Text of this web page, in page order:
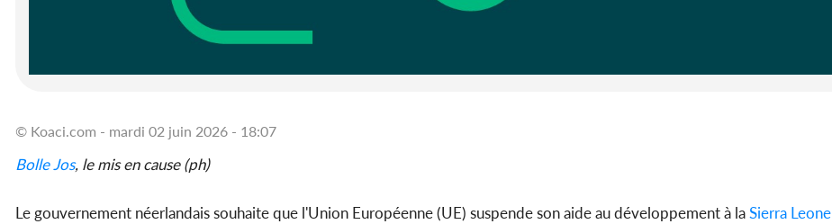
© Koaci.com - mardi 02 juin 2026 - 18:07
Bolle Jos, le mis en cause (ph)
Le gouvernement néerlandais souhaite que l'Union Européenne (UE) suspende son aide au développement à laSierra Leone